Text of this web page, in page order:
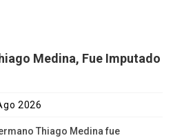
Medina, Fue Imputado
2026
Thiago Medina fue